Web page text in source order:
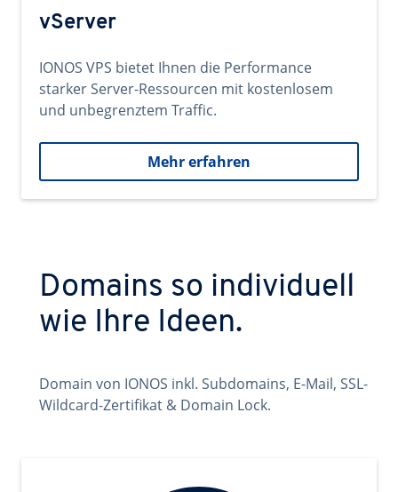
vServer
IONOS VPS bietet Ihnen die Performance
starker Server-Ressourcen mit kostenlosem
und unbegrenztem Traffic.
Mehr erfahren
Domains so individuell
wie Ihre Ideen.
Domain von IONOS inkl. Subdomains, E-Mail, SSL-
Wildcard-Zertifikat & Domain Lock.